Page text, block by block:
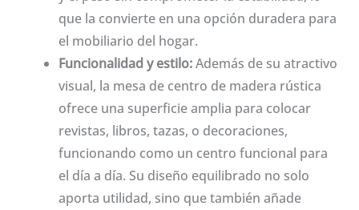
que la convierte en una opción duradera para
el mobiliario del hogar.
Funcionalidad y estilo:Además de su atractivo
visual, la mesa de centro de madera rústica
ofrece una superficie amplia para colocar
revistas, libros, tazas, o decoraciones,
funcionando como un centro funcional para
el día a día. Su diseño equilibrado no solo
aporta utilidad, sino que también añade